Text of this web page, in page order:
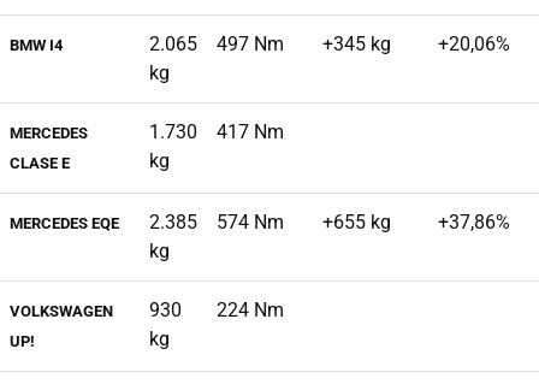
BMW I4
2.065
kg
497 Nm +345 kg +20,06%
MERCEDES
CLASE E
1.730
kg
417 Nm
MERCEDES EQE
2.385
kg
574 Nm +655 kg +37,86%
VOLKSWAGEN
UP!
930
kg
224 Nm